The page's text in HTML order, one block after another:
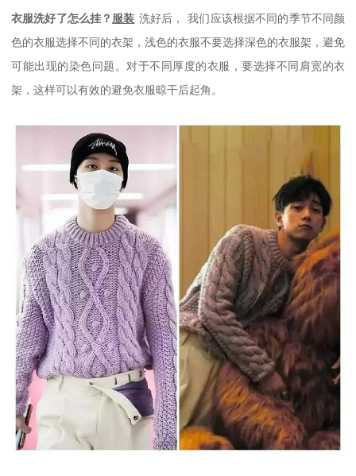
衣服洗好了怎么挂？ 服装 洗好后，
我们应该根据不同的季节不同颜
色的衣服选择不同的衣架，浅色的衣服不要选择深色的衣服架，避免
可能出现的染色问题。对于不同厚度的衣服，要选择不同肩宽的衣
架，这样可以有效的避免衣服晾干后起角。